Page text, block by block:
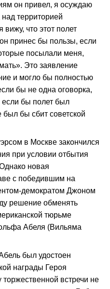
он привел, я осуждаю
территорией
что этот полет
принес бы пользы, если
посылали меня,
Это заявление
и могло бы полностью
бы не одна оговорка,
если бы полет был
бы сбит советской
в Москве закончился
при условии отбытия
новая
с победившим на
демократом Джоном
решение обменять
тюрьме
Абеля (Вильяма
был удостоен
награды Героя
встречи не